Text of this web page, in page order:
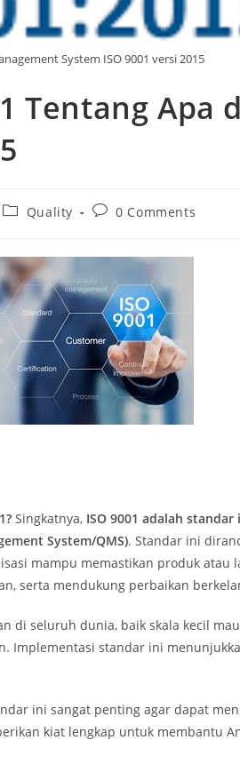
System ISO 9001 versi 2015
Tentang Apa
Quality 0 Comments
Singkatnya, ISO 9001 adalah
System/QMS). Standar ini
mampu memastikan produk atau
serta mendukung perbaikan
di seluruh dunia, baik skala kecil
Implementasi standar ini
ini sangat penting agar dapat
kiat lengkap untuk membantu